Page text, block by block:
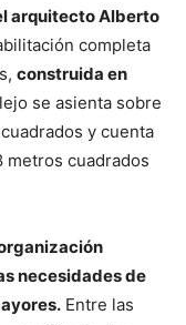
arquitecto Alberto
completa
construida en
se asienta sobre
y cuenta
cuadrados
necesidades de
Entre las